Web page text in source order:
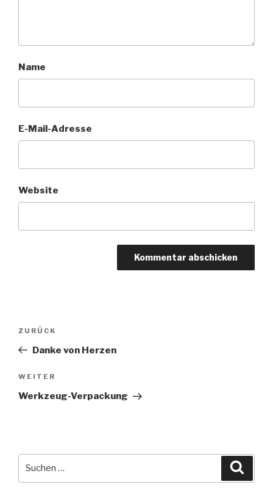
Name
E-Mail-Adresse
Website
Beitragsnavigation
Vorheriger
Beitrag
ZURÜCK
Danke von Herzen
Nächster
Beitrag
WEITER
Werkzeug-Verpackung